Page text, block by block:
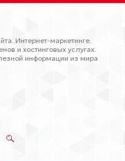
Интернет-маркетинге.
и хостинговых услугах.
информации из мира